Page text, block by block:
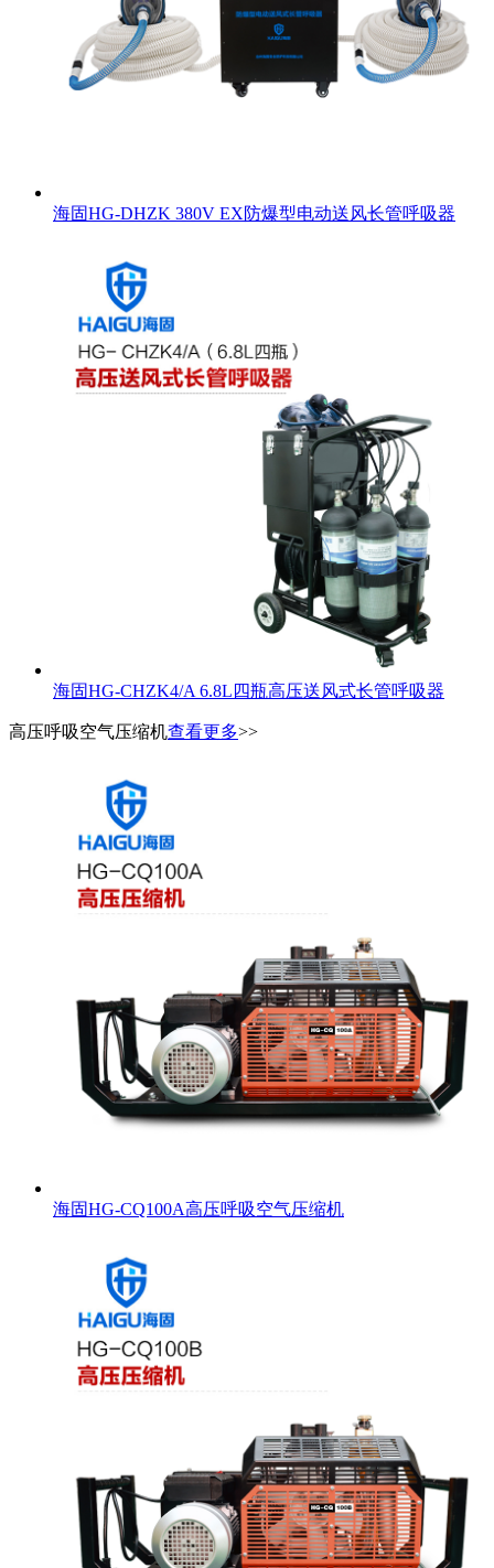
海固HG-DHZK 380V EX防爆型电动送风长管呼吸器
海固HG-CHZK4/A 6.8L四瓶高压送风式长管呼吸器
高压呼吸空气压缩机查看更多>>
海固HG-CQ100A高压呼吸空气压缩机